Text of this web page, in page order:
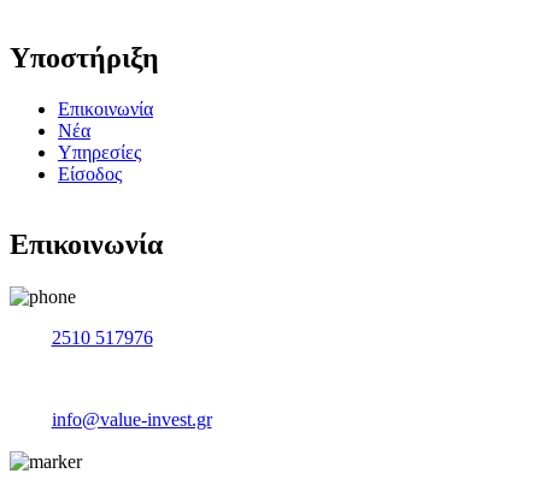
Υποστήριξη
Επικοινωνία
Νέα
Υπηρεσίες
Είσοδος
Επικοινωνία
2510 517976
info@value-invest.gr